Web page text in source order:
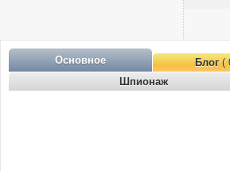
Основное Блог(
Шпионаж